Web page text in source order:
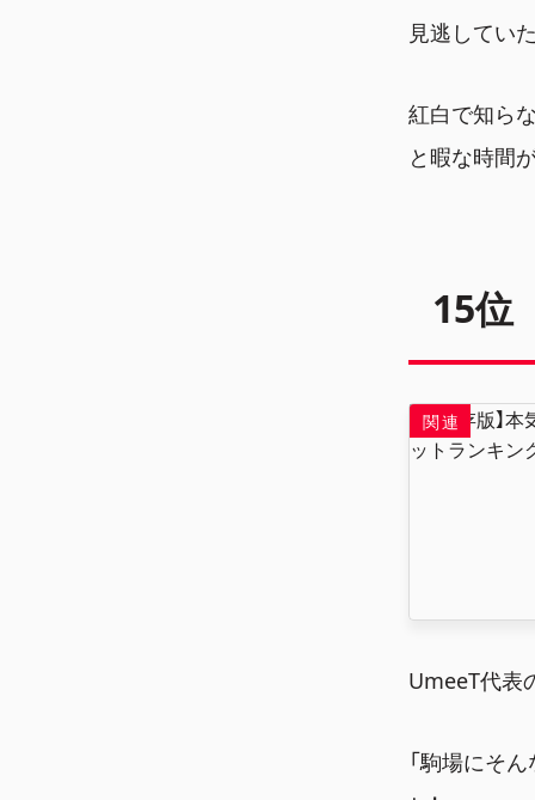
見逃してい
紅白で知ら
と暇な時間
15位
UmeeT代表
「駒場にそ